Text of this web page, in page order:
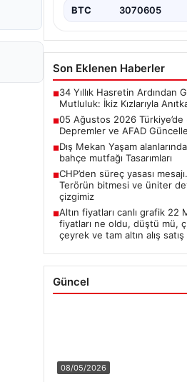
BTC 3070605
Son Eklenen Haberler
■34 Yıllık Hasretin Ardından
Mutluluk: İkiz Kızlarıyla
■05 Ağustos 2026 Türkiye’de
Depremler ve AFAD
■Dış Mekan Yaşam
bahçe mutfağı Tasarımları
■CHP’den süreç yasası
Terörün bitmesi ve üniter
çizgimiz
■Altın fiyatları canlı grafik 22
fiyatları ne oldu, düştü mü,
çeyrek ve tam altın alış satış
Güncel
08/05/2026